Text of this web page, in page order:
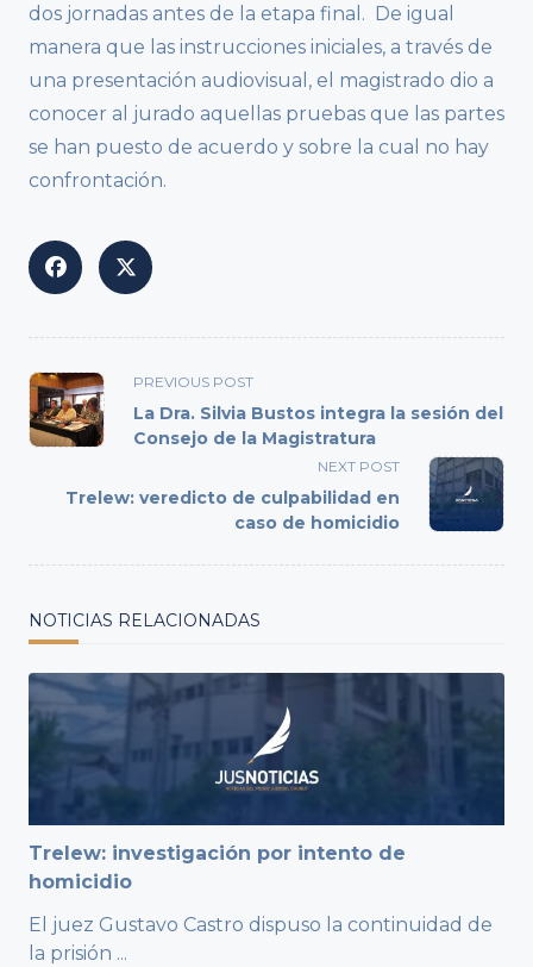
dos jornadas antes de la etapa final. De igual
manera que las instrucciones iniciales, a través de
una presentación audiovisual, el magistrado dio a
conocer al jurado aquellas pruebas que las partes
se han puesto de acuerdo y sobre la cual no hay
confrontación.
<span
class="nav-
subtitle
reader-
PREVIOUS POST
La Dra. Silvia Bustos integra la sesión del
Consejo de la Magistratura
NEXT POST
Trelew: veredicto de culpabilidad en
caso de homicidio
NOTICIAS RELACIONADAS
Trelew: investigación por intento de
homicidio
El juez Gustavo Castro dispuso la continuidad de
la prisión ...